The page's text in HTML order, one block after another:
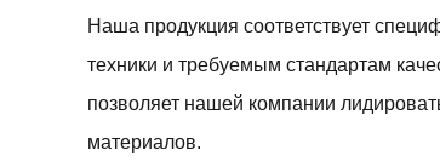
Наша продукция соответствует
техники и требуемым стандартам
позволяет нашей компании
материалов.